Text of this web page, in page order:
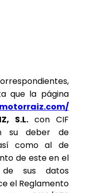
que la página
S.L.con CIF
su deber de
como al de
de este en el
sus datos
el Reglamento